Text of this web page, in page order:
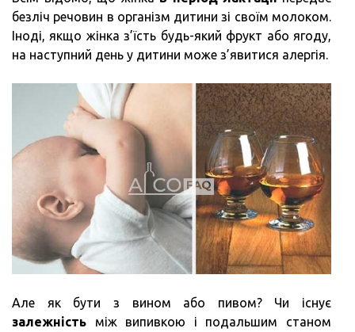
безліч речовин в організм дитини зі своїм молоком.
Іноді, якщо жінка з’їсть будь-який фрукт або ягоду,
на наступний день у дитини може з’явитися алергія.
Але як бути з вином або пивом? Чи існує
залежність між випивкою і подальшим станом